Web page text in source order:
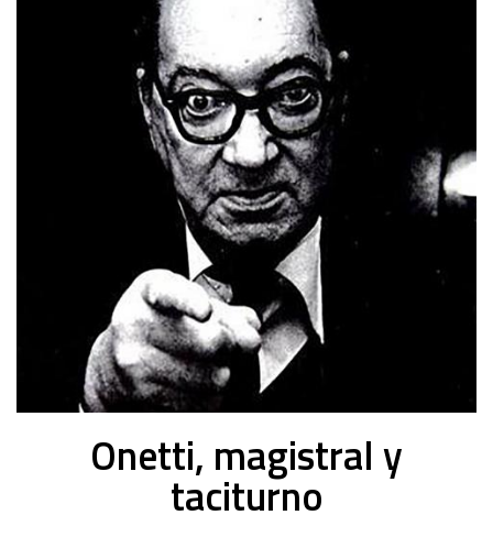
Onetti, magistral y
taciturno